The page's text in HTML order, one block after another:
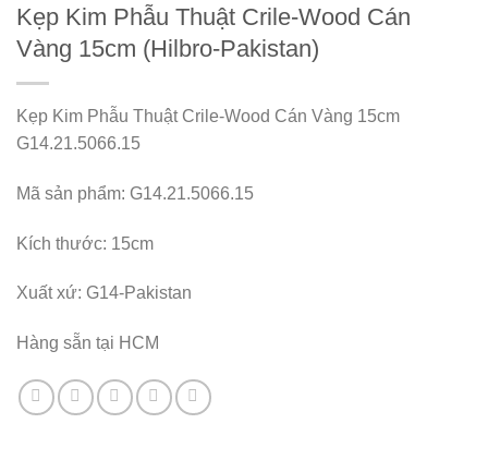
Kẹp Kim Phẫu Thuật Crile-Wood Cán
Vàng 15cm (Hilbro-Pakistan)
Kẹp Kim Phẫu Thuật Crile-Wood Cán Vàng 15cm
G14.21.5066.15
Mã sản phẩm: G14.21.5066.15
Kích thước: 15cm
Xuất xứ: G14-Pakistan
Hàng sẵn tại HCM